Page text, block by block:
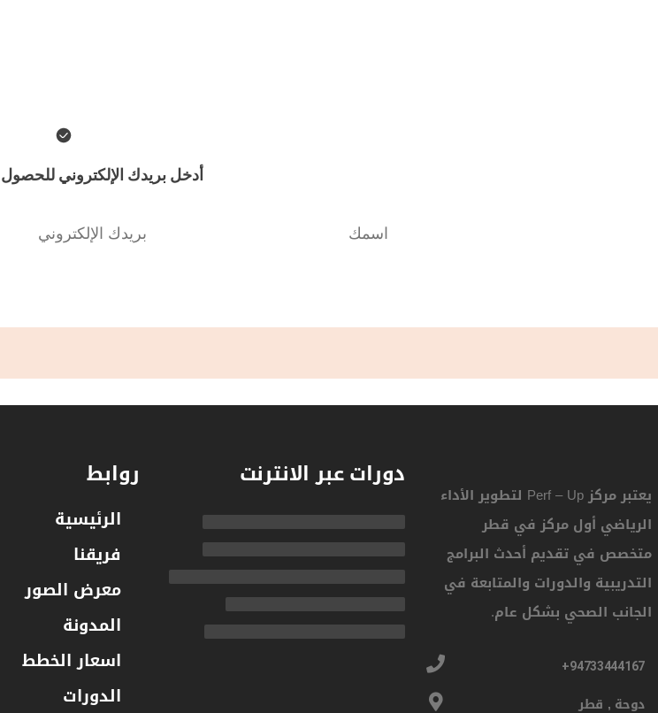
أدخل بريدك الإلكتروني للحصول
يعتبر مركز Perf – Up لتطوير الأداء
الرياضي أول مركز في قطر
متخصص في تقديم أحدث البرامج
التدريبية والدورات والمتابعة في
الجانب الصحي بشكل عام.
94733444167+
دوحة , قطر
دورات عبر الانترنت روابط
الرئيسية
فريقنا
معرض الصور
المدونة
اسعار الخطط
الدورات